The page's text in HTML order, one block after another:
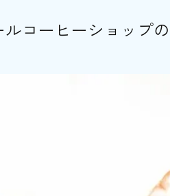
ルコーヒーショップのクーポン
ルコーヒーショップ